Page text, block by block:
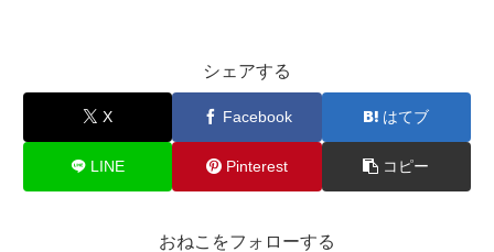
シェアする
X Facebook はてブ
LINE Pinterest コピー
おねこをフォローする